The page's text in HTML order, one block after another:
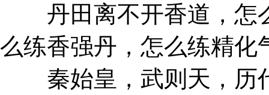
丹田离不开香道，怎
么练香强丹，怎么练精化
秦始皇，武则天，历